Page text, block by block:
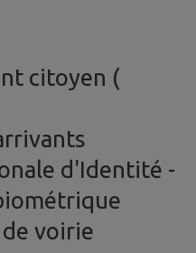
citoyen (
d'Identité -
voirie